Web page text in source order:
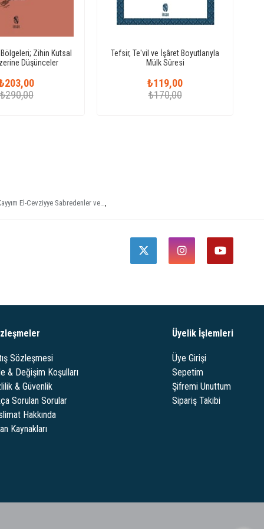
Bölgeleri; Zihin Kutsal
Düşünceler
₺290,00
Tefsir, Te'vil ve İşâret Boyutlarıyla
Mülk Sûresi
₺119,00
₺170,00
El-Cevziyye Sabredenler ve…,
Sözleşmesi
& Değişim Koşulları
& Güvenlik
Sorulan Sorular
Hakkında
Kaynakları
Üyelik İşlemleri
Üye Girişi
Sepetim
Şifremi Unuttum
Sipariş Takibi